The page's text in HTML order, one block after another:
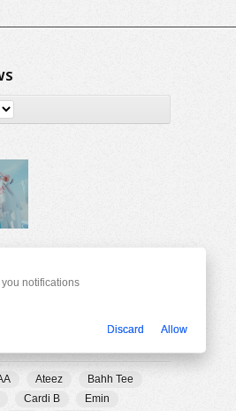
Ateez
Bahh Tee
Cardi B
Emin
notifications
Discard Allow